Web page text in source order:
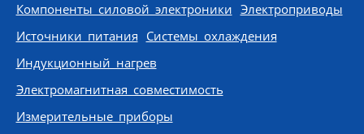
Компоненты силовой электроники Электроприводы
Источники питания Системы охлаждения
Индукционный нагрев
Электромагнитная совместимость
Измерительные приборы